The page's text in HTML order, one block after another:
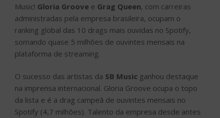
Music! Gloria Groove e Grag Queen, com carreiras
administradas pela empresa brasileira, ocupam o
ranking global das 10 drags mais ouvidas no Spotify,
somando quase 5 milhões de ouvintes mensais na
plataforma de streaming.
O sucesso das artistas da SB Music ganhou destaque
na imprensa internacional. Gloria Groove ocupa o topo
da lista e é a drag campeã de ouvintes mensais no
Spotify (4,7 milhões). Talento da empresa desde antes